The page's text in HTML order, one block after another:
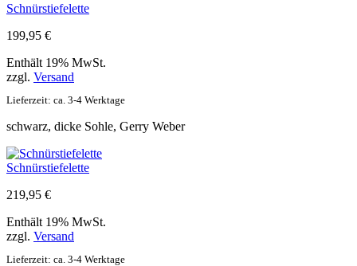
Schnürstiefelette
199,95 €
Enthält 19% MwSt.
zzgl. Versand
Lieferzeit: ca. 3-4 Werktage
schwarz, dicke Sohle, Gerry Weber
Schnürstiefelette
219,95 €
Enthält 19% MwSt.
zzgl. Versand
Lieferzeit: ca. 3-4 Werktage